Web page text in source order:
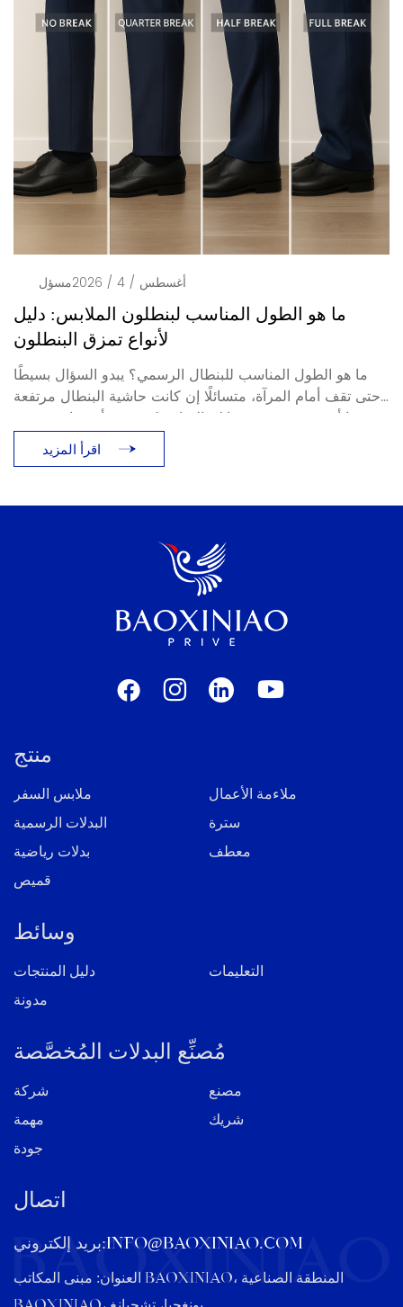
أغسطس / 4 / 2026 مسؤل
ما هو الطول المناسب لبنطلون الملابس: دليل
ما هو الطول المناسب للبنطال الرسمي؟ يبدو السؤال بسيطًا
حتى تقف أمام المرآة، متسائلًا إن كانت حاشية البنطال مرتفعة
جدًا أو متجمعة فوق حذائك. الإجابة تكمن في أمر واحد: تمزق
البنطال، أو طريقة استناد البنطال على الحذاء. يوضح هذا الدليل
[...]
اقرأ المزيد
منتج
ملابس السفر
ملاءمة الأعمال
البدلات الرسمية
سترة
بدلات رياضية
معطف
قميص
وسائط
دليل المنتجات
التعليمات
مدونة
مُصنِّع البدلات المُخصَّصة
شركة
مصنع
مهمة
شريك
جودة
اتصال
بريد إلكتروني:info@baoxiniao.com
العنوان: مبنى المكاتب BAOXINIAO، المنطقة الصناعية